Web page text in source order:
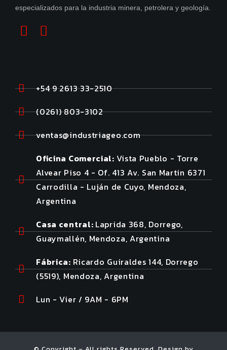
especializados para la industria minera, petrolera y geología.
+54 9 2613 33-2510
(0261) 803-3102
ventas@industriageo.com
Oficina Comercial: Vista Pueblo - Torre
Alvear Piso 4 - Of. 413 Av. San Martin 6371
Carrodilla - Luján de Cuyo, Mendoza,
Argentina
Casa central: Laprida 368, Dorrego,
Guaymallén, Mendoza, Argentina
Fábrica: Ricardo Guiraldes 144, Dorrego
(5519), Mendoza, Argentina
Lun - Vier / 9AM - 6PM